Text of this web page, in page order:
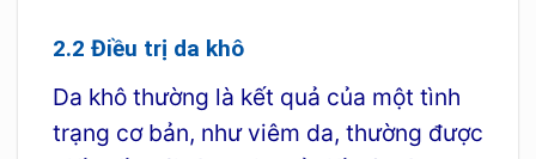
2.2 Điều trị da khô
Da khô thường là kết quả của một tình
trạng cơ bản, như viêm da, thường được